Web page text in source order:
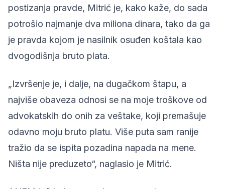
postizanja pravde, Mitrić je, kako kaže, do sada
potrošio najmanje dva miliona dinara, tako da ga
je pravda kojom je nasilnik osuđen koštala kao
dvogodišnja bruto plata.
„Izvršenje je, i dalje, na dugačkom štapu, a
najviše obaveza odnosi se na moje troškove od
advokatskih do onih za veštake, koji premašuje
odavno moju bruto platu. Više puta sam ranije
tražio da se ispita pozadina napada na mene.
Ništa nije preduzeto“, naglasio je Mitrić.